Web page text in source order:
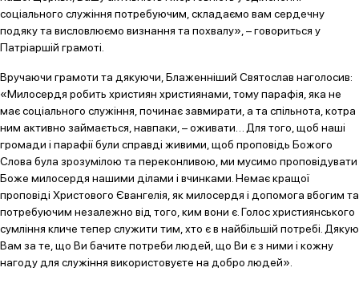
соціального служіння потребуючим, складаємо вам сердечну
подяку та висловлюємо визнання та похвалу», – говориться у
Патріаршій грамоті.
Вручаючи грамоти та дякуючи, Блаженніший Святослав наголосив:
«Милосердя робить християн християнами, тому парафія, яка не
має соціального служіння, починає завмирати, а та спільнота, котра
ним активно займається, навпаки, – оживати… Для того, щоб наші
громади і парафії були справді живими, щоб проповідь Божого
Слова була зрозумілою та переконливою, ми мусимо проповідувати
Боже милосердя нашими ділами і вчинками. Немає кращої
проповіді Христового Євангелія, як милосердя і допомога вбогим та
потребуючим незалежно від того, ким вони є. Голос християнського
сумління кличе тепер служити тим, хто є в найбільшій потребі. Дякую
Вам за те, що Ви бачите потреби людей, що Ви є з ними і кожну
нагоду для служіння використовуєте на добро людей».